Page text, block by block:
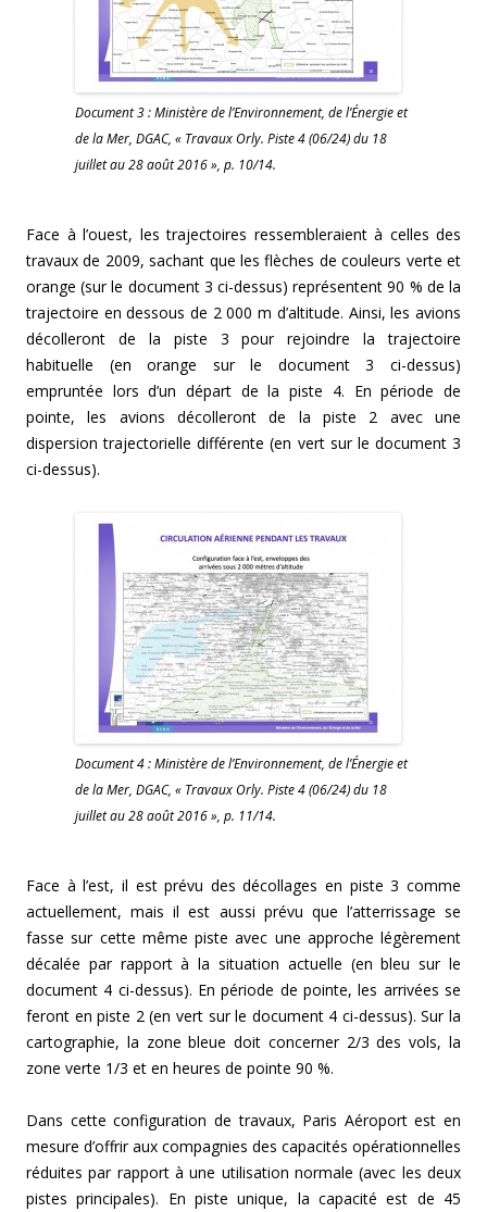
Document 3 : Ministère de l’Environnement, de l’Énergie et
de la Mer, DGAC, « Travaux Orly. Piste 4 (06/24) du 18
juillet au 28 août 2016 », p. 10/14.
Face à l’ouest, les trajectoires ressembleraient à celles des
travaux de 2009, sachant que les flèches de couleurs verte et
orange (sur le document 3 ci-dessus) représentent 90 % de la
trajectoire en dessous de 2 000 m d’altitude. Ainsi, les avions
décolleront de la piste 3 pour rejoindre la trajectoire
habituelle (en orange sur le document 3 ci-dessus)
empruntée lors d’un départ de la piste 4. En période de
pointe, les avions décolleront de la piste 2 avec une
dispersion trajectorielle différente (en vert sur le document 3
ci-dessus).
Document 4 : Ministère de l’Environnement, de l’Énergie et
de la Mer, DGAC, « Travaux Orly. Piste 4 (06/24) du 18
juillet au 28 août 2016 », p. 11/14.
Face à l’est, il est prévu des décollages en piste 3 comme
actuellement, mais il est aussi prévu que l’atterrissage se
fasse sur cette même piste avec une approche légèrement
décalée par rapport à la situation actuelle (en bleu sur le
document 4 ci-dessus). En période de pointe, les arrivées se
feront en piste 2 (en vert sur le document 4 ci-dessus). Sur la
cartographie, la zone bleue doit concerner 2/3 des vols, la
zone verte 1/3 et en heures de pointe 90 %.
Dans cette configuration de travaux, Paris Aéroport est en
mesure d’offrir aux compagnies des capacités opérationnelles
réduites par rapport à une utilisation normale (avec les deux
pistes principales). En piste unique, la capacité est de 45